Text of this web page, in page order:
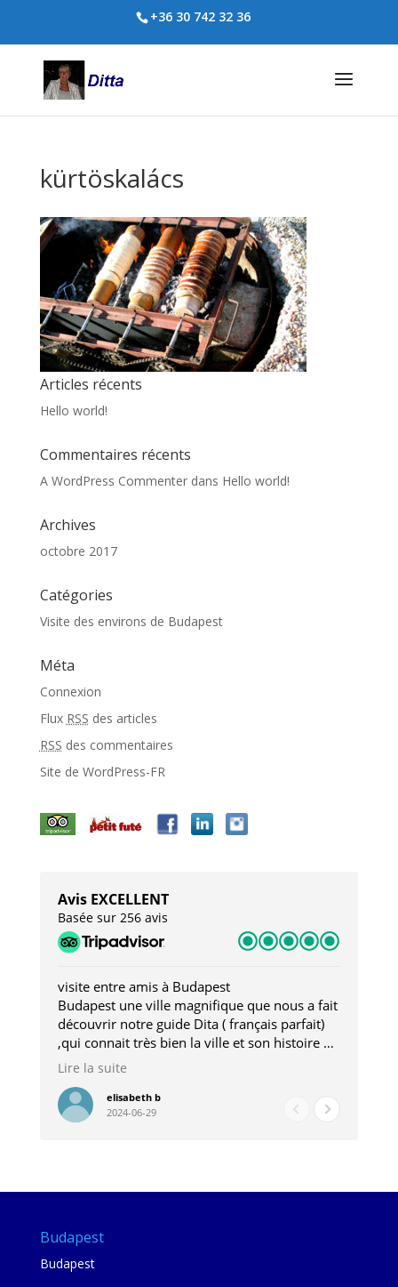
+36 30 742 32 36
kürtöskalács
Articles récents
Hello world!
Commentaires récents
A WordPress Commenterdans Hello world!
Archives
octobre 2017
Catégories
Visite des environs de Budapest
Méta
Connexion
Flux RSS des articles
RSS des commentaires
Site de WordPress-FR
Avis EXCELLENT
Basée sur 256 avis
visite entre amis à Budapest
Budapest une ville magnifique que nous a fait
découvrir notre guide Dita ( français parfait)
,qui connait très bien la ville et son histoire et
qui nous a permis d'accéder à des lieux
pour les restaurants . A la fin de notre séjour
nous étions plus avec une amie qu' une guide
Lire la suite
elisabeth b
2024-06-29
Budapest
Budapest